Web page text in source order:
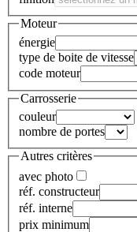
Moteur
énergie
type de boite de vitesse
code moteur
Carrosserie
couleur
nombre de portes
Autres critères
avec photo
réf. constructeur
réf. interne
prix minimum